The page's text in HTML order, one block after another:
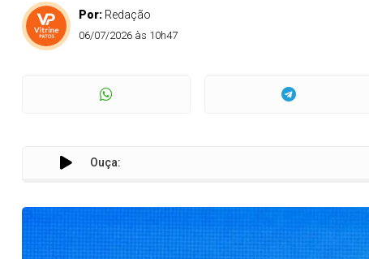
Por: Redação
06/07/2026 às 10h47
Ouça: